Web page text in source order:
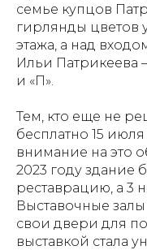
семье купцов
гирлянды цветов
этажа, а над
Ильи Патрикеева
и «П».
Тем, кто еще не
бесплатно 15 июля
внимание на это
2023 году здание
реставрацию, а 3
Выставочные
свои двери для
выставкой стала